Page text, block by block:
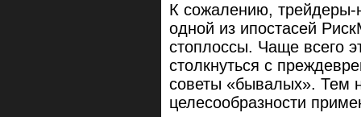
К сожалению, трейдеры-
одной из ипостасей
стоплоссы. Чаще всего
столкнуться с
советы «бывалых». Тем
целесообразности